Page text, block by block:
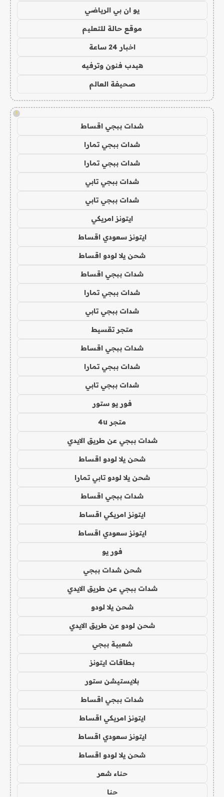
يو ان بي الرياضي
موقع حالة للتعليم
اخبار 24 ساعة
هيدب فنون وترفيه
صحيفة العالم
!
شدات ببجي اقساط
شدات ببجي تمارا
شدات ببجي تمارا
شدات ببجي تابي
شدات ببجي تابي
ايتونز امريكي
ايتونز سعودي اقساط
شحن يلا لودو اقساط
شدات ببجي اقساط
شدات ببجي تمارا
شدات ببجي تابي
متجر تقسيط
شدات ببجي اقساط
شدات ببجي تمارا
شدات ببجي تابي
فور يو ستور
متجر 4u
شدات ببجي عن طريق الايدي
شحن يلا لودو اقساط
شحن يلا لودو تابي تمارا
شدات ببجي اقساط
ايتونز امريكي اقساط
ايتونز سعودي اقساط
فور يو
شحن شدات ببجي
شدات ببجي عن طريق الايدي
شحن يلا لودو
شحن لودو عن طريق الايدي
شعبية ببجي
بطاقات ايتونز
بلايستيشن ستور
شدات ببجي اقساط
ايتونز امريكي اقساط
ايتونز سعودي اقساط
شحن يلا لودو اقساط
حناء شعر
حنا